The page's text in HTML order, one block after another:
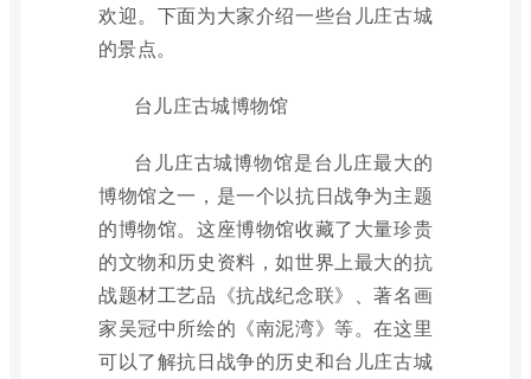
欢迎。下面为大家介绍一些台儿庄古城
的景点。
台儿庄古城博物馆
台儿庄古城博物馆是台儿庄最大的
博物馆之一，是一个以抗日战争为主题
的博物馆。这座博物馆收藏了大量珍贵
的文物和历史资料，如世界上最大的抗
战题材工艺品《抗战纪念联》、著名画
家吴冠中所绘的《南泥湾》等。在这里
可以了解抗日战争的历史和台儿庄古城